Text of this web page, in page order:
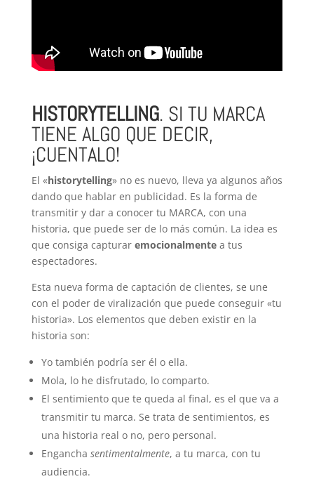
HISTORYTELLING. SI TU MARCA
TIENE ALGO QUE DECIR,
¡CUENTALO!
El «historytelling» no es nuevo, lleva ya algunos años
dando que hablar en publicidad. Es la forma de
transmitir y dar a conocer tu MARCA, con una
historia, que puede ser de lo más común. La idea es
que consiga capturar emocionalmentea tus
espectadores.
Esta nueva forma de captación de clientes, se une
con el poder de viralización que puede conseguir «tu
historia». Los elementos que deben existir en la
historia son:
Yo también podría ser él o ella.
Mola, lo he disfrutado, lo comparto.
El sentimiento que te queda al final, es el que va a
transmitir tu marca. Se trata de sentimientos, es
una historia real o no, pero personal.
Engancha sentimentalmente, a tu marca, con tu
audiencia.